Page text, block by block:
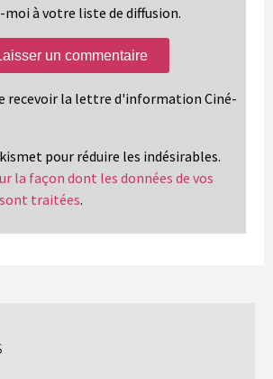
à votre liste de diffusion.
recevoir la lettre d'information Ciné-
pour réduire les indésirables.
la façon dont les données de vos
traitées.